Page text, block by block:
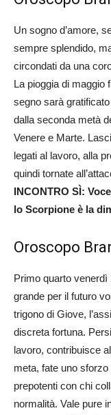
Un sogno d’amore,
sempre splendido,
circondati da una
La pioggia di maggio
segno sarà
dalla seconda metà
Venere e Marte.
legati al lavoro, alla
quindi tornate
INCONTRO SÌ:
lo Scorpione è la
Oroscopo
Primo quarto
grande per il futuro
trigono di Giove,
discreta fortuna.
lavoro, contribuisce
meta, fate uno
prepotenti con chi
normalità. Vale pure